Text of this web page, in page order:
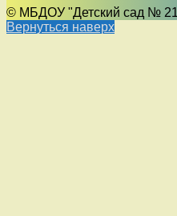
© МБДОУ "Детский сад №
Вернуться наверх